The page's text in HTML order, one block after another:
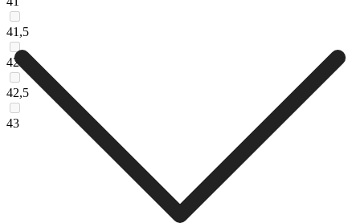
41,5
42
42,5
43